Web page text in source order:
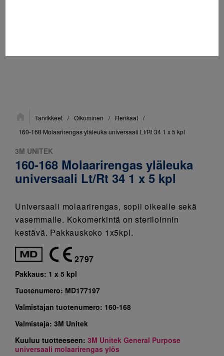
Sijainti:Tarvikkeet / Oikominen / Renkaat /
160-168 Molaarirengas yläleuka universaali Lt/Rt 34 1 x 5 kpl
3M UNITEK
160-168 Molaarirengas yläleuka
universaali Lt/Rt 34 1 x 5 kpl
Universaali molaarirengas, sopii oikealle sekä
vasemmalle. Kokomerkintä on steriloinnin
kestävä. Pakkauskoko 1x5kpl.
2797
Pakkaus: 1 x 5 kpl
Tuotenumero: MD177197
Valmistajan tuotenumero: 160-168
Valmistaja: 3M Unitek
Kuuluu tuotteeseen: 3M Unitek General Purpose
universaali molaarirengas ylös